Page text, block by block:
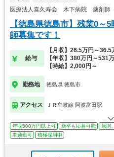
医療法人喜久寿会 木下病院 薬剤師
【徳島県徳島市】残業0～
師募集です！
給与
【月収】26.5万円～36.5
【年収】380万円～531
【時給】2,000円～
勤務地 徳島県 徳島市
アクセス ＪＲ牟岐線 阿波富田駅
年収500万円以上可 新卒も応募可能 原則
車通勤可
積極採用中